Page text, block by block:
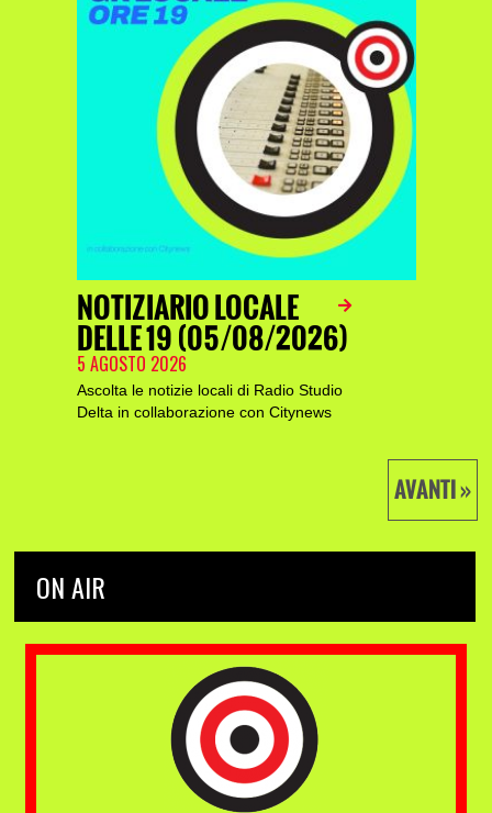
NOTIZIARIO LOCALE
DELLE 19 (05/08/2026)
5 AGOSTO 2026
Ascolta le notizie locali di Radio Studio
Delta in collaborazione con Citynews
AVANTI »
ON AIR